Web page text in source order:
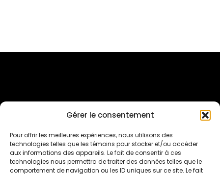
Gérer le consentement
Pour offrir les meilleures expériences, nous utilisons des
technologies telles que les témoins pour stocker et/ou accéder
aux informations des appareils. Le fait de consentir à ces
technologies nous permettra de traiter des données telles que le
comportement de navigation ou les ID uniques sur ce site. Le fait
plusieurs
peuvent
choisies
sur
la
Inscriptions Sur Qidigo
Suivez-nous sur les réseaux sociaux